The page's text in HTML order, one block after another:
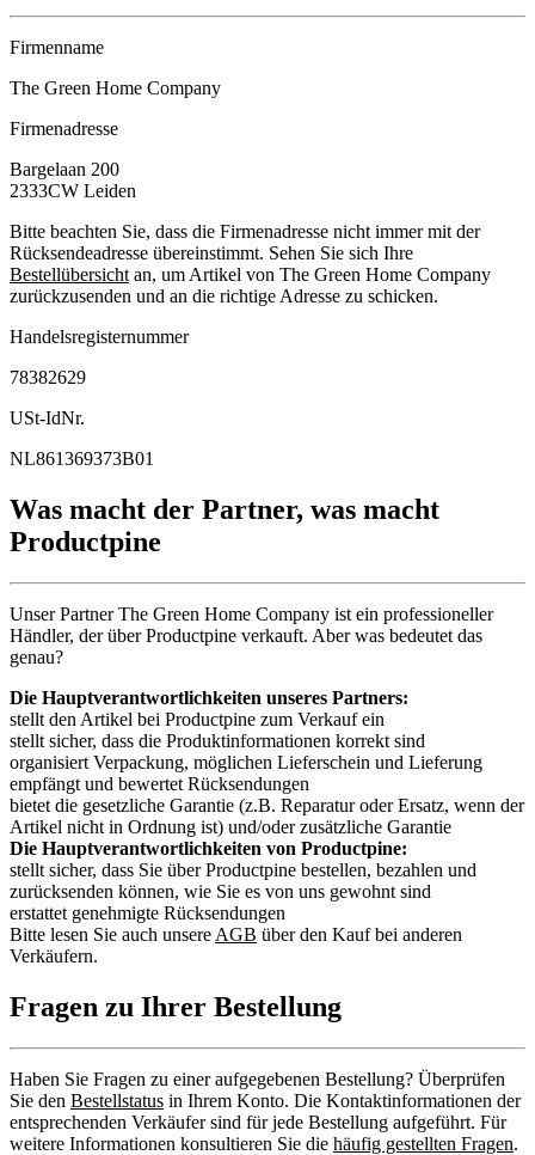
Firmenname
The Green Home Company
Firmenadresse
Bargelaan 200
2333CW Leiden
Bitte beachten Sie, dass die Firmenadresse nicht immer mit der
Rücksendeadresse übereinstimmt. Sehen Sie sich Ihre
Bestellübersicht an, um Artikel von The Green Home Company
zurückzusenden und an die richtige Adresse zu schicken.
Handelsregisternummer
78382629
USt-IdNr.
NL861369373B01
Was macht der Partner, was macht
Productpine
Unser Partner The Green Home Company ist ein professioneller
Händler, der über Productpine verkauft. Aber was bedeutet das
genau?
Die Hauptverantwortlichkeiten unseres Partners:
stellt den Artikel bei Productpine zum Verkauf ein
stellt sicher, dass die Produktinformationen korrekt sind
organisiert Verpackung, möglichen Lieferschein und Lieferung
empfängt und bewertet Rücksendungen
bietet die gesetzliche Garantie (z.B. Reparatur oder Ersatz, wenn der
Artikel nicht in Ordnung ist) und/oder zusätzliche Garantie
Die Hauptverantwortlichkeiten von Productpine:
stellt sicher, dass Sie über Productpine bestellen, bezahlen und
zurücksenden können, wie Sie es von uns gewohnt sind
erstattet genehmigte Rücksendungen
Bitte lesen Sie auch unsere AGB über den Kauf bei anderen
Verkäufern.
Fragen zu Ihrer Bestellung
Haben Sie Fragen zu einer aufgegebenen Bestellung? Überprüfen
Sie den Bestellstatus in Ihrem Konto. Die Kontaktinformationen der
entsprechenden Verkäufer sind für jede Bestellung aufgeführt. Für
weitere Informationen konsultieren Sie die häufig gestellten Fragen.